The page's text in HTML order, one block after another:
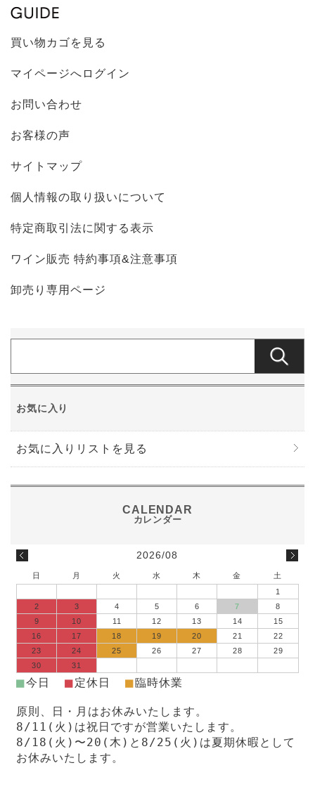
買い物カゴを見る
マイページへログイン
お問い合わせ
お客様の声
サイトマップ
個人情報の取り扱いについて
特定商取引法に関する表示
ワイン販売 特約事項&注意事項
卸売り専用ページ
お気に入り
お気に入りリストを見る
2026/08
日 月 火 水 木 金
土
1
2
3 4 5 6 7
8
9
10 11 12 13 14
15
16
17 18 19 20 21
22
23
24 25 26 27 28
29
30
31
■今日 ■定休日 ■臨時休業
原則、日・月はお休みいたします。
8/11(火)は祝日ですが営業いたします。
8/18(火)〜20(木)と8/25(火)は夏期休暇として
お休みいたします。